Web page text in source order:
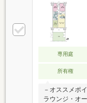
れた動線はも
が分けられて
ランス◎マン
お子様ものび
合場所にもな
制限あり）◇
ト・キッズワ
場・その他※
専用庭
所有権
－オススメポ
ラウンジ・オ